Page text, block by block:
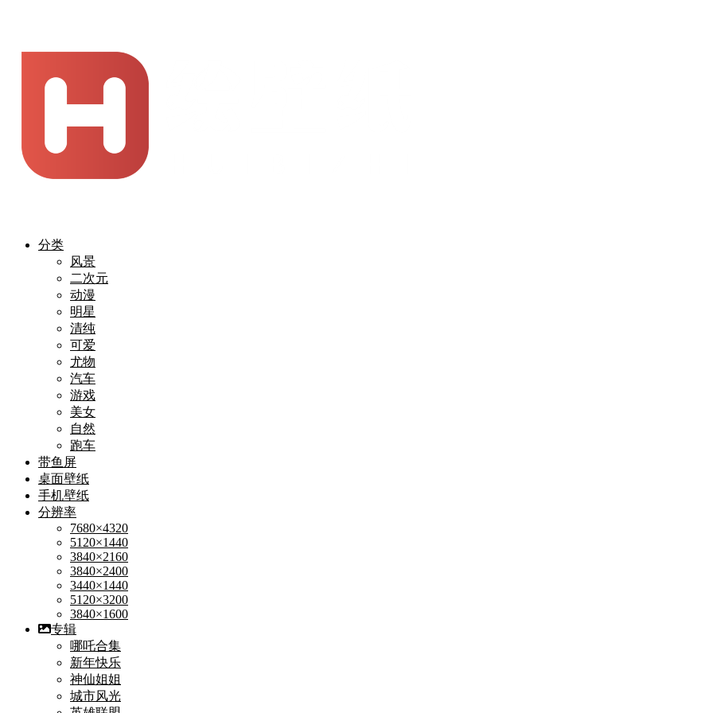
分类
风景
二次元
动漫
明星
清纯
可爱
尤物
汽车
游戏
美女
自然
跑车
带鱼屏
桌面壁纸
手机壁纸
分辨率
7680×4320
5120×1440
3840×2160
3840×2400
3440×1440
5120×3200
3840×1600
专辑
哪吒合集
新年快乐
神仙姐姐
城市风光